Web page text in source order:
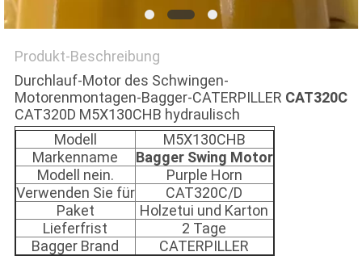
Produkt-Beschreibung
Durchlauf-Motor des Schwingen-
Motorenmontagen-Bagger-CATERPILLER CAT320C
CAT320D M5X130CHB hydraulisch
Modell
M5X130CHB
Markenname
Bagger Swing Motor
Modell nein.
Purple Horn
Verwenden Sie für
CAT320C/D
Paket
Holzetui und Karton
Lieferfrist
2 Tage
Bagger Brand
CATERPILLER